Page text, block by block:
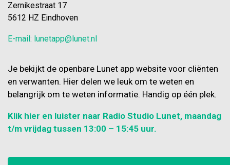
Zernikestraat 17
5612 HZ Eindhoven
E-mail: lunetapp@lunet.nl
Je bekijkt de openbare Lunet app website voor cliënten
en verwanten. Hier delen we leuk om te weten en
belangrijk om te weten informatie. Handig op één plek.
Klik hier en luister naar Radio Studio Lunet, maandag
t/m vrijdag tussen 13:00 – 15:45 uur.